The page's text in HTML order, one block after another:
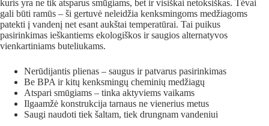
kuris yra ne tik atsparus smūgiams, bet ir visiškai netoksiškas. Tėvai
gali būti ramūs – ši gertuvė neleidžia kenksmingoms medžiagoms
patekti į vandenį net esant aukštai temperatūrai. Tai puikus
pasirinkimas ieškantiems ekologiškos ir saugios alternatyvos
vienkartiniams buteliukams.
Nerūdijantis plienas – saugus ir patvarus pasirinkimas
Be BPA ir kitų kenksmingų cheminių medžiagų
Atspari smūgiams – tinka aktyviems vaikams
Ilgaamžė konstrukcija tarnaus ne vienerius metus
Saugi naudoti tiek šaltam, tiek drungnam vandeniui